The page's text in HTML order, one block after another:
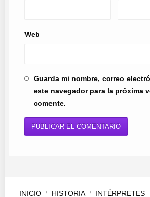
Web
Guarda mi nombre, correo
este navegador para la próxima
comente.
INICIO HISTORIA INTÉRPRETES